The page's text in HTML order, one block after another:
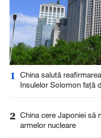
1
China salută
Insulelor Solomon față
2 China cere Japoniei să
armelor nucleare